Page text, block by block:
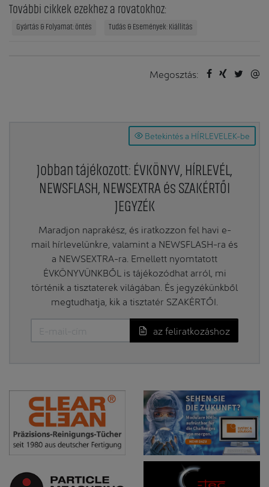
További cikkek ezekhez a rovatokhoz:
Gyártás & Folyamat: öntés Tudás & Események: Kiállítás
Megosztás:
Betekintés a HÍRLEVELEK-be
Jobban tájékozott: ÉVKÖNYV, HÍRLEVÉL,
NEWSFLASH, NEWSEXTRA és SZAKÉRTŐI
JEGYZÉK
Maradjon naprakész, és iratkozzon fel havi e-
mail hírlevelünkre, valamint a NEWSFLASH-ra és
a NEWSEXTRA-ra. Emellett nyomtatott
ÉVKÖNYVÜNKBŐL is tájékozódhat arról, mi
történik a tisztaterek világában. És jegyzékünkből
megtudhatja, kik a tisztatér SZAKÉRTŐI.
az feliratkozáshoz